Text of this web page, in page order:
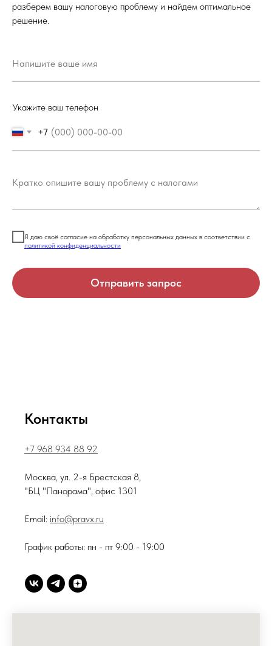
разберем вашу налоговую проблему и найдем оптимальное
решение.
Укажите ваш телефон
+7
Я даю своё согласие на обработку персональных данных в соответствии с
политикой конфиденциальности
Отправить запрос
Контакты
+7 968 934 88 92
Москва, ул. 2-я Брестская 8,
"БЦ "Панорама", офис 1301
Email: info@pravx.ru
График работы: пн - пт 9:00 - 19:00